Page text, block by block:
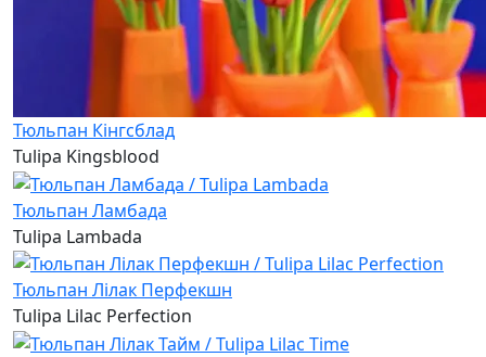
Тюльпан Кінгсблад
Tulipa Kingsblood
Тюльпан Ламбада
Tulipa Lambada
Тюльпан Лілак Перфекшн
Tulipa Lilac Perfection